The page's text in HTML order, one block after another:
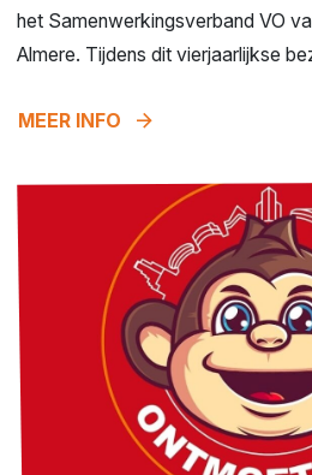
het Samenwerkingsverband VO
Almere. Tijdens dit vierjaarlijkse
MEER INFO arrow_forward